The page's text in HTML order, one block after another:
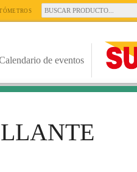
de eventos